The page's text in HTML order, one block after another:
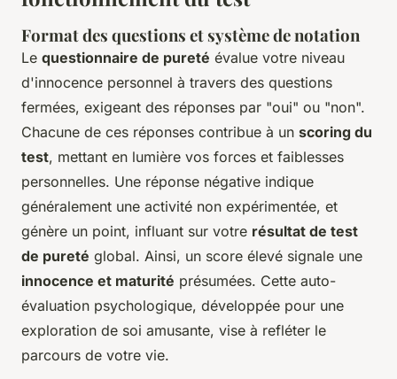
Format des questions et système de notation
Le questionnaire de pureté évalue votre niveau
d'innocence personnel à travers des questions
fermées, exigeant des réponses par "oui" ou "non".
Chacune de ces réponses contribue à un scoring du
test, mettant en lumière vos forces et faiblesses
personnelles. Une réponse négative indique
généralement une activité non expérimentée, et
génère un point, influant sur votre résultat de test
de pureté global. Ainsi, un score élevé signale une
innocence et maturité présumées. Cette auto-
évaluation psychologique, développée pour une
exploration de soi amusante, vise à refléter le
parcours de votre vie.